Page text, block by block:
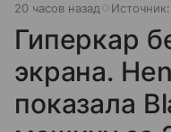
20 часов назад Источник:
Гиперкар
экрана.
показала